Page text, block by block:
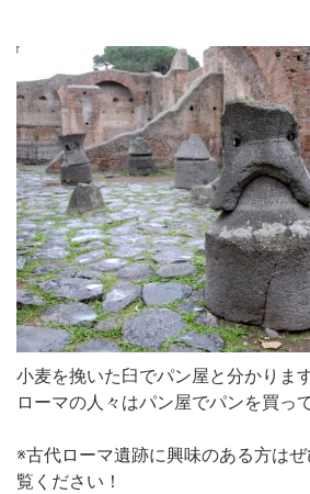
小麦を挽いた臼でパン屋と分かります
ローマの人々はパン屋でパンを買っ
※古代ローマ遺跡に興味のある方は
覧ください！